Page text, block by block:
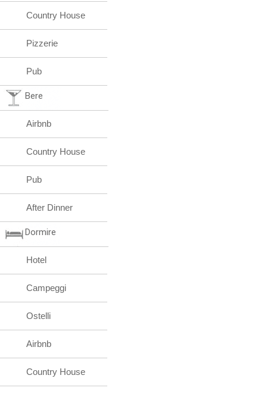
Country House
Pizzerie
Pub
Bere
Airbnb
Country House
Pub
After Dinner
Dormire
Hotel
Campeggi
Ostelli
Airbnb
Country House